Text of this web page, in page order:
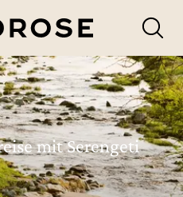
senden
mit Serengeti